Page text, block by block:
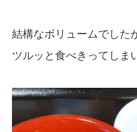
結構なボリュームでした
ツルッと食べきってしま